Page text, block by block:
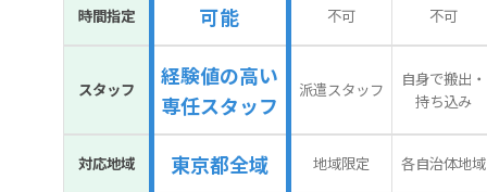
時間指定 可能 不可 不可
スタッフ
経験値の高い
専任スタッフ
派遣スタッフ
自身で搬出・
持ち込み
対応地域 東京都全域 地域限定 各自治体地域